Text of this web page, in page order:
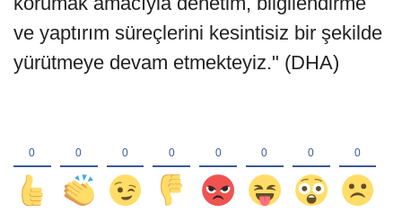
ve yaptırım süreçlerini kesintisiz bir şekilde
yürütmeye devam etmekteyiz." (DHA)